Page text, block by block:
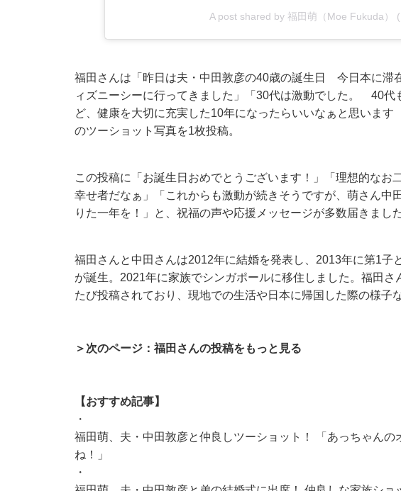
A post shared by 福田萌（Moe Fukuda）
福田さんは「昨日は夫・中田敦彦の40歳の誕生日 今日本に滞
ィズニーシーに行ってきました」「30代は激動でした。 40代
ど、健康を大切に充実した10年になったらいいなぁと思いま
のツーショット写真を1枚投稿。
この投稿に「お誕生日おめでとうございます！」「理想的なお
幸せ者だなぁ」「これからも激動が続きそうですが、萌さん中
りた一年を！」と、祝福の声や応援メッセージが多数届きました
福田さんと中田さんは2012年に結婚を発表し、2013年に第1子
が誕生。2021年に家族でシンガポールに移住しました。福田
たび投稿されており、現地での生活や日本に帰国した際の様子
＞次のページ：福田さんの投稿をもっと見る
【おすすめ記事】
・
福田萌、夫・中田敦彦と仲良しツーショット！ 「あっちゃん
ね！」
・